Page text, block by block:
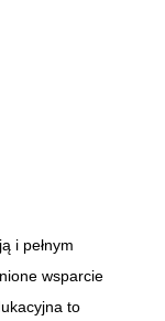
i pełnym
wsparcie
to